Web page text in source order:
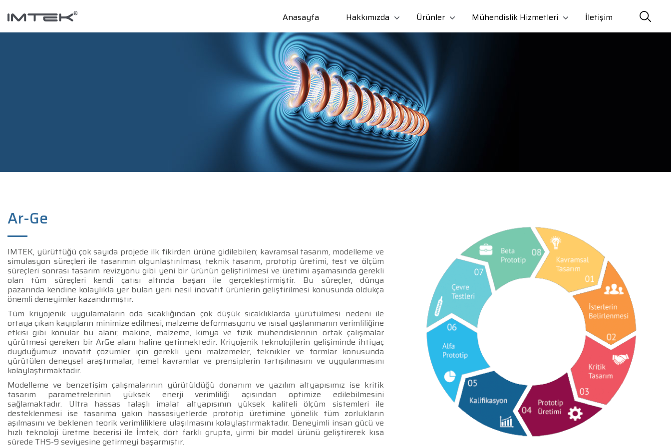
Anasayfa Hakkımızda Ürünler Mühendislik Hizmetleri İletişim
Ar-Ge
IMTEK, yürüttüğü çok sayıda projede ilk fikirden ürüne gidilebilen; kavramsal tasarım, modelleme ve
simulasyon süreçleri ile tasarımın olgunlaştırılması, teknik tasarım, prototip üretimi, test ve ölçüm
süreçleri sonrası tasarım revizyonu gibi yeni bir ürünün geliştirilmesi ve üretimi aşamasında gerekli
olan tüm süreçleri kendi çatısı altında başarı ile gerçekleştirmiştir. Bu süreçler, dünya
pazarında kendine kolaylıkla yer bulan yeni nesil inovatif ürünlerin geliştirilmesi konusunda oldukça
önemli deneyimler kazandırmıştır.
Tüm kriyojenik uygulamaların oda sıcaklığından çok düşük sıcaklıklarda yürütülmesi nedeni ile
ortaya çıkan kayıpların minimize edilmesi, malzeme deformasyonu ve ısısal yaşlanmanın verimliliğine
etkisi gibi konular bu alanı; makine, malzeme, kimya ve fizik mühendislerinin ortak çalışmalar
yürütmesi gereken bir ArGe alanı haline getirmektedir. Kriyojenik teknolojilerin gelişiminde ihtiyaç
duyduğumuz inovatif çözümler için gerekli yeni malzemeler, teknikler ve formlar konusunda
yürütülen deneysel araştırmalar; temel kavramlar ve prensiplerin tartışılmasını ve uygulanmasını
kolaylaştırmaktadır.
Modelleme ve benzetişim çalışmalarının yürütüldüğü donanım ve yazılım altyapısımız ise kritik
tasarım parametrelerinin yüksek enerji verimliliği açısından optimize edilebilmesini
sağlamaktadır. Ultra hassas talaşlı imalat altyapısının yüksek kaliteli ölçüm sistemleri ile
desteklenmesi ise tasarıma yakın hassasiyetlerde prototip üretimine yönelik tüm zorlukların
aşılmasını ve beklenen teorik verimliliklere ulaşılmasını kolaylaştırmaktadır. Deneyimli insan gücü ve
hızlı teknoloji üretme becerisi ile İmtek, dört farklı grupta, yirmi bir model ürünü geliştirerek kısa
sürede THS-9 seviyesine getirmeyi başarmıştır.